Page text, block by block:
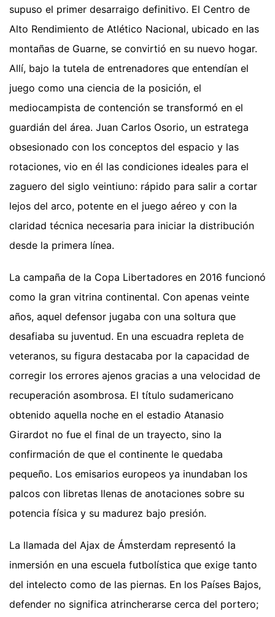
supuso el primer desarraigo definitivo. El Centro de
Alto Rendimiento de Atlético Nacional, ubicado en las
montañas de Guarne, se convirtió en su nuevo hogar.
Allí, bajo la tutela de entrenadores que entendían el
juego como una ciencia de la posición, el
mediocampista de contención se transformó en el
guardián del área. Juan Carlos Osorio, un estratega
obsesionado con los conceptos del espacio y las
rotaciones, vio en él las condiciones ideales para el
zaguero del siglo veintiuno: rápido para salir a cortar
lejos del arco, potente en el juego aéreo y con la
claridad técnica necesaria para iniciar la distribución
desde la primera línea.
La campaña de la Copa Libertadores en 2016 funcionó
como la gran vitrina continental. Con apenas veinte
años, aquel defensor jugaba con una soltura que
desafiaba su juventud. En una escuadra repleta de
veteranos, su figura destacaba por la capacidad de
corregir los errores ajenos gracias a una velocidad de
recuperación asombrosa. El título sudamericano
obtenido aquella noche en el estadio Atanasio
Girardot no fue el final de un trayecto, sino la
confirmación de que el continente le quedaba
pequeño. Los emisarios europeos ya inundaban los
palcos con libretas llenas de anotaciones sobre su
potencia física y su madurez bajo presión.
La llamada del Ajax de Ámsterdam representó la
inmersión en una escuela futbolística que exige tanto
del intelecto como de las piernas. En los Países Bajos,
defender no significa atrincherarse cerca del portero;